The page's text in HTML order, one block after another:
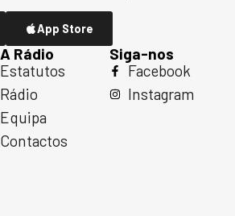
App Store
A Rádio
Estatutos
Rádio
Equipa
Contactos
Siga-nos
Facebook
Instagram